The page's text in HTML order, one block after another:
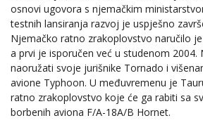
osnovi ugovora s njemačkim
testnih lansiranja razvoj je uspješno
Njemačko ratno zrakoplovstvo naručilo
a prvi je isporučen već u studenom 2004.
naoružati svoje jurišnike Tornado i
avione Typhoon. U međuvremenu je
ratno zrakoplovstvo koje će ga rabiti sa
borbenih aviona F/A-18A/B Hornet.